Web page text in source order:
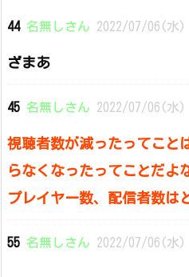
44 名無しさん 2022/07/06(水
ざまあ
45 名無しさん 2022/07/06(水
視聴者数が減ったってこと
らなくなったってことだよ
プレイヤー数、配信者数は
55 名無しさん 2022/07/06(水)